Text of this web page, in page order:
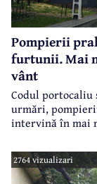
Pompierii
furtunii. Mai
vânt
Codul portocaliu
urmări,
intervină în mai
2764 vizualizari